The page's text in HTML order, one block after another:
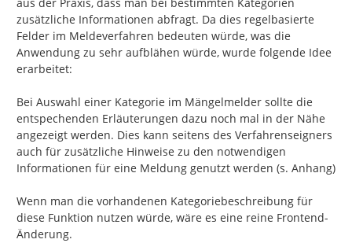
zusätzliche Informationen abfragt. Da dies regelbasierte
Felder im Meldeverfahren bedeuten würde, was die
Anwendung zu sehr aufblähen würde, wurde folgende Idee
erarbeitet:
Bei Auswahl einer Kategorie im Mängelmelder sollte die
entspechenden Erläuterungen dazu noch mal in der Nähe
angezeigt werden. Dies kann seitens des Verfahrenseigners
auch für zusätzliche Hinweise zu den notwendigen
Informationen für eine Meldung genutzt werden (s. Anhang)
Wenn man die vorhandenen Kategoriebeschreibung für
diese Funktion nutzen würde, wäre es eine reine Frontend-
Änderung.